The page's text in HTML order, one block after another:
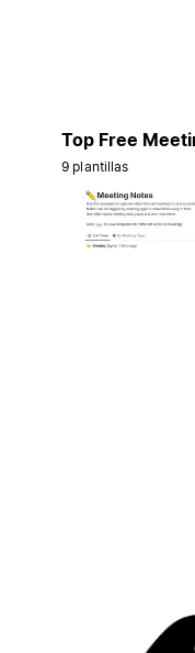
Top Free
9 plantillas